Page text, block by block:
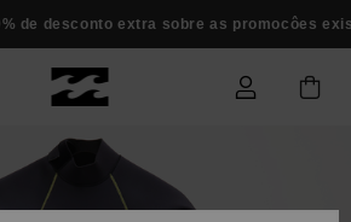
desconto extra sobre as promocôes